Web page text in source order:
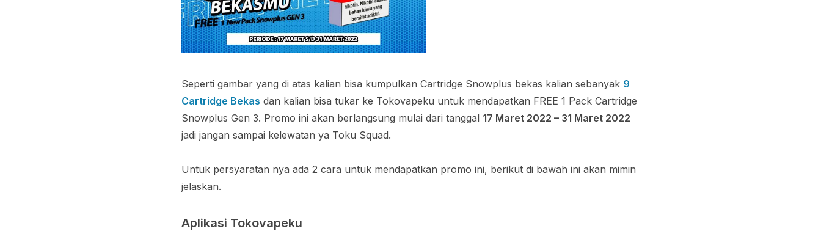
Seperti gambar yang di atas kalian bisa kumpulkan Cartridge Snowplus bekas kalian sebanyak 9
Cartridge Bekas dan kalian bisa tukar ke Tokovapeku untuk mendapatkan FREE 1 Pack Cartridge
Snowplus Gen 3. Promo ini akan berlangsung mulai dari tanggal 17 Maret 2022 – 31 Maret 2022
jadi jangan sampai kelewatan ya Toku Squad.
Untuk persyaratan nya ada 2 cara untuk mendapatkan promo ini, berikut di bawah ini akan mimin
jelaskan.
Aplikasi Tokovapeku